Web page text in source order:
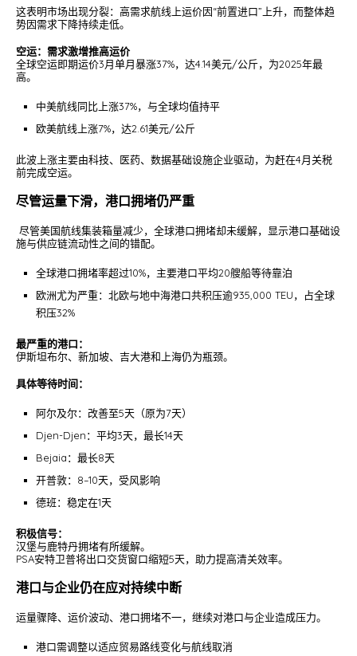
这表明市场出现分裂：高需求航线上运价因“前置进口”上升，而整体趋
势因需求下降持续走低。
空运：需求激增推高运价
全球空运即期运价3月单月暴涨37%，达4.14美元/公斤，为2025年最
高。
中美航线同比上涨37%，与全球均值持平
欧美航线上涨7%，达2.61美元/公斤
此波上涨主要由科技、医药、数据基础设施企业驱动，为赶在4月关税
前完成空运。
尽管运量下滑，港口拥堵仍严重
尽管美国航线集装箱量减少，全球港口拥堵却未缓解，显示港口基础设
施与供应链流动性之间的错配。
全球港口拥堵率超过10%，主要港口平均20艘船等待靠泊
欧洲尤为严重：北欧与地中海港口共积压逾935,000 TEU，占全球
积压32%
最严重的港口：
伊斯坦布尔、新加坡、吉大港和上海仍为瓶颈。
具体等待时间：
阿尔及尔：改善至5天（原为7天）
Djen-Djen：平均3天，最长14天
Bejaia：最长8天
开普敦：8–10天，受风影响
德班：稳定在1天
积极信号：
汉堡与鹿特丹拥堵有所缓解。
PSA安特卫普将出口交货窗口缩短5天，助力提高清关效率。
港口与企业仍在应对持续中断
运量骤降、运价波动、港口拥堵不一，继续对港口与企业造成压力。
港口需调整以适应贸易路线变化与航线取消